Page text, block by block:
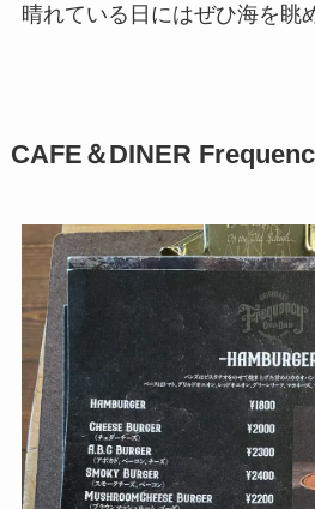
晴れている日にはぜひ海を眺
CAFE＆DINER